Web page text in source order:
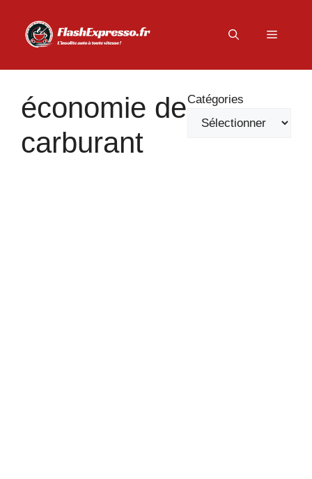
contenu
Menu
économie de
carburant
Catégories